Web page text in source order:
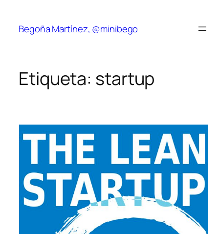
contenido
Begoña Martínez, @minibego
Etiqueta: startup